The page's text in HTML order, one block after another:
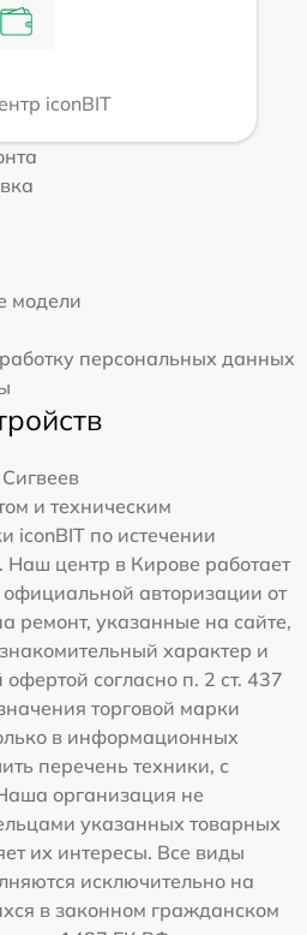
iconBIT
модели
персональных данных
Сигвеев
и техническим
iconBIT по истечении
Наш центр в Кирове работает
авторизации от
ремонт, указанные на сайте,
характер и
согласно п. 2 ст. 437
торговой марки
в информационных
перечень техники, с
организация не
указанных товарных
их интересы. Все виды
исключительно на
в законном гражданском